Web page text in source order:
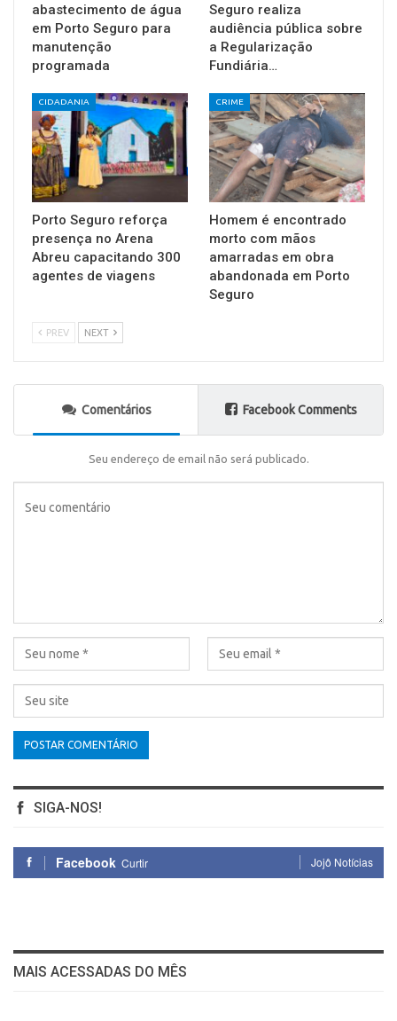
abastecimento de água
em Porto Seguro para
manutenção
programada
Seguro realiza
audiência pública sobre
a Regularização
Fundiária…
CIDADANIA
Porto Seguro reforça
presença no Arena
Abreu capacitando 300
agentes de viagens
CRIME
Homem é encontrado
morto com mãos
amarradas em obra
abandonada em Porto
Seguro
PREV NEXT
Comentários Facebook Comments
Seu endereço de email não será publicado.
SIGA-NOS!
Facebook Curtir Jojô Notícias
MAIS ACESSADAS DO MÊS